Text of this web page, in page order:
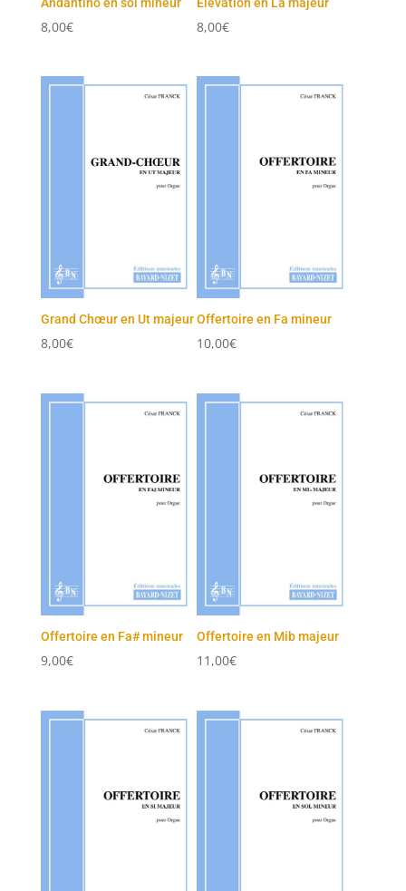
8,00€ 8,00€
Grand Chœur en Ut majeur
8,00€
Offertoire en Fa mineur
10,00€
Offertoire en Fa# mineur
9,00€
Offertoire en Mib majeur
11,00€